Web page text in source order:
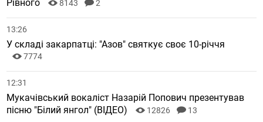
Рівного
8143 2
13:26
У складі закарпатці: "Азов" святкує своє 10-річчя
7774
12:31
Мукачівський вокаліст Назарій Попович презентував
пісню "Білий янгол" (ВІДЕО)
12826 13